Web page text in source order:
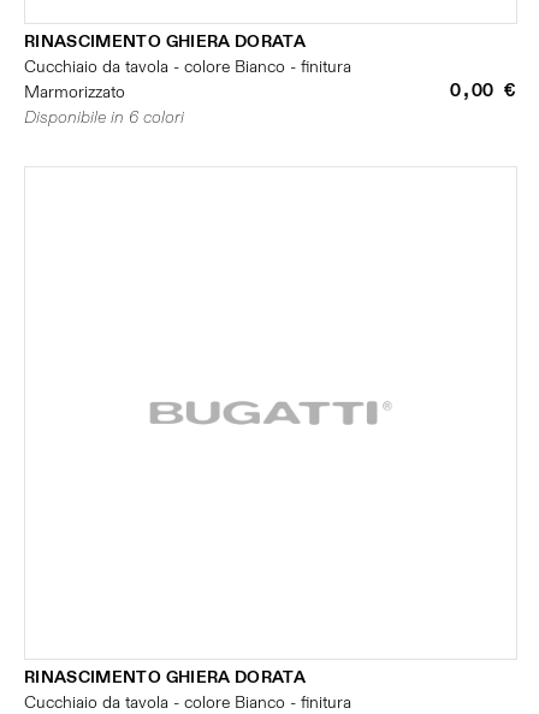
RINASCIMENTO GHIERA DORATA
Cucchiaio da tavola - colore Bianco - finitura
Marmorizzato
0,00 €
Disponibile in 6 colori
RINASCIMENTO GHIERA DORATA
Cucchiaio da tavola - colore Bianco - finitura